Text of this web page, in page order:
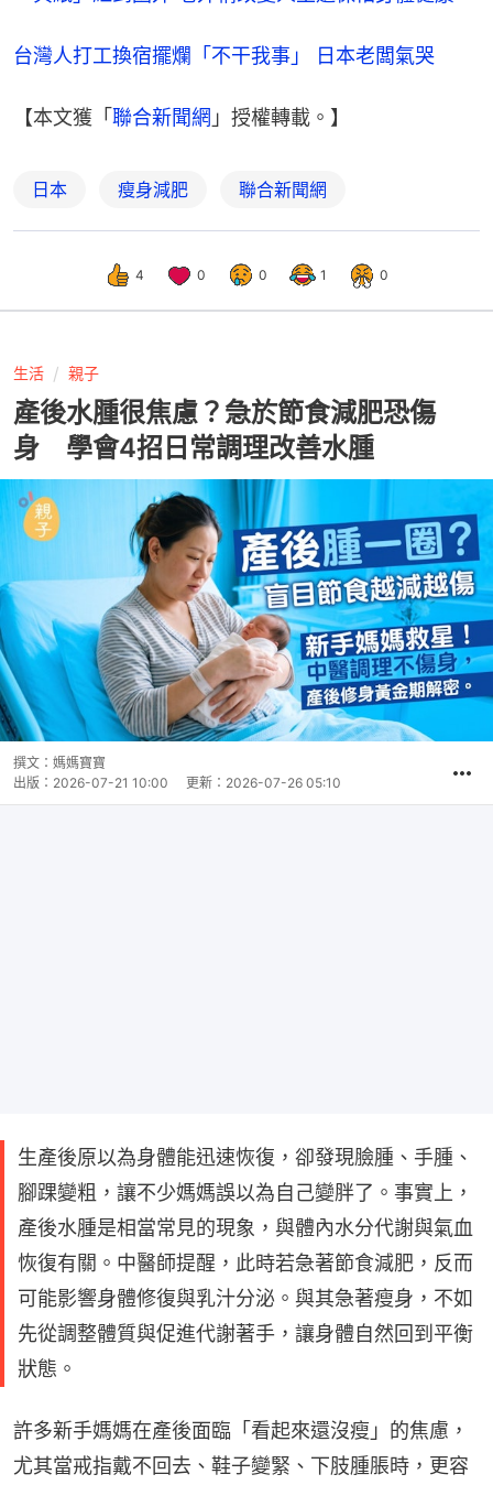
台灣人打工換宿擺爛「不干我事」 日本老闆氣哭
【本文獲「 聯合新聞網 」授權轉載。】
日本 瘦身減肥 聯合新聞網
4 0 0 1 0
生活 親子
產後水腫很焦慮？急於節食減肥恐傷
身 學會4招日常調理改善水腫
撰文： 媽媽寶寶
出版： 2026-07-21 10:00 更新： 2026-07-26 05:10
生產後原以為身體能迅速恢復，卻發現臉腫、手腫、
腳踝變粗，讓不少媽媽誤以為自己變胖了。事實上，
產後水腫是相當常見的現象，與體內水分代謝與氣血
恢復有關。中醫師提醒，此時若急著節食減肥，反而
可能影響身體修復與乳汁分泌。與其急著瘦身，不如
先從調整體質與促進代謝著手，讓身體自然回到平衡
狀態。
許多新手媽媽在產後面臨「看起來還沒瘦」的焦慮，
尤其當戒指戴不回去、鞋子變緊、下肢腫脹時，更容